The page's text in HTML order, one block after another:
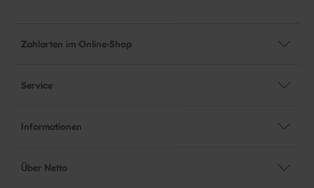
Zahlarten im Online-Shop
Service
Informationen
Über Netto